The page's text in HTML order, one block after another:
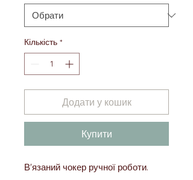
Кількість *
Додати у кошик
Купити
В'язаний чокер ручної роботи.